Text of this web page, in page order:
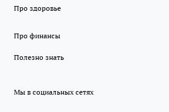
Про здоровье
Про финансы
Полезно знать
Мы в социальных сетях